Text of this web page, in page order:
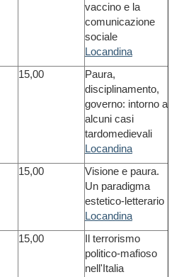
vaccino e la
comunicazione
sociale
Locandina
15,00
Paura,
disciplinamento,
governo: intorno a
alcuni casi
tardomedievali
Locandina
15,00
Visione e paura.
Un paradigma
estetico-letterario
Locandina
15,00
Il terrorismo
politico-mafioso
nell'Italia